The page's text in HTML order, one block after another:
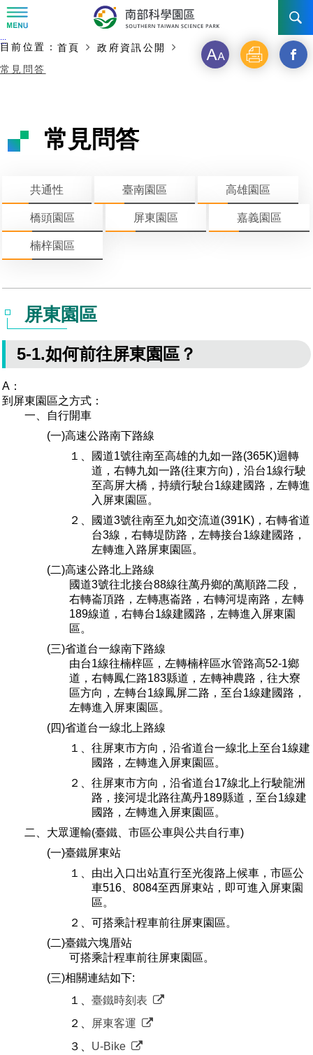
訊息公告
新聞資料專區
徵才公告
招標資訊
園區電子看板專區
發展沿革
大事紀
局長小檔案
局長電子信箱
機關組織
組織法
組織架構
管理局位置
施政主軸
年度工作展望
廉政反貪、防貪專區
廉政資訊
公職人員及關係人補助交易身分關係公開專區
機關採購廉政平臺
檔案應用服務須知
檔案應用及宣導活動
檔案教育訓練及標竿學習
檔案管理局相關連結
WebMail(新)
認識園區
簡介
競爭優勢
土地規劃
園區土地廠房宿舍出租資訊
園區資源再生中心
污水處理廠
高雄園區
簡介
水電供應
園區土地廠房宿舍出租資訊
污水處理廠
橋頭園區
水電供應
園區土地廠房宿舍出租資訊
污水處理廠
交通資訊
廠商名錄
園區公會資訊
研究機構
文化藝術
公共藝術
考古遺址
南科新港堂
園區生活
生活服務
園區宿舍簡介
自行車道網
人文景觀地圖
創新創業
南科AI_ROBOT自造基地
南科創業工坊
企業社會責任
永續LOHAS綠色園區
生態資產
「沙崙生態科學園區生態保育協作平台」公開資訊
廠商服務
申請流程及表單
申辦案件處理時限
工商業務
通關業務
工安管理
營建管理
電子公文交換
場地借用
園區事業管理費
宿舍租金費用
污水費
廢棄物清除處理費
科學園區廠商服務網
園區課程及獎補助計畫
科學園區人才培育補助計畫
新興科技應用計畫
敦親睦鄰經費補助
性平專區
園區廠商採購資訊
主要內容開始
:::
目前位置： 首頁
政府資訊公開
常見問答
字 列 另
_
常見問答
共通性 臺南園區 高雄園區
橋頭園區 屏東園區 嘉義園區
楠梓園區
屏東園區
5-1.如何前往屏東園區？
A：
到屏東園區之方式：
一、自行開車
(一)高速公路南下路線
１、國道1號往南至高雄的九如一路(365K)迴轉
道，右轉九如一路(往東方向)，沿台1線行駛
至高屏大橋，持續行駛台1線建國路，左轉進
入屏東園區。
２、國道3號往南至九如交流道(391K)，右轉省道
台3線，右轉堤防路，左轉接台1線建國路，
左轉進入路屏東園區。
(二)高速公路北上路線
國道3號往北接台88線往萬丹鄉的萬順路二段，
右轉崙頂路，左轉惠崙路，右轉河堤南路，左轉
189線道，右轉台1線建國路，左轉進入屏東園
區。
(三)省道台一線南下路線
由台1線往楠梓區，左轉楠梓區水管路高52-1鄉
道，右轉鳳仁路183縣道，左轉神農路，往大寮
區方向，左轉台1線鳳屏二路，至台1線建國路，
左轉進入屏東園區。
(四)省道台一線北上路線
１、往屏東市方向，沿省道台一線北上至台1線建
國路，左轉進入屏東園區。
２、往屏東市方向，沿省道台17線北上行駛龍洲
路，接河堤北路往萬丹189縣道，至台1線建
國路，左轉進入屏東園區。
二、大眾運輸(臺鐵、市區公車與公共自行車)
(一)臺鐵屏東站
１、由出入口出站直行至光復路上候車，市區公
車516、8084至西屏東站，即可進入屏東園
區。
２、可搭乘計程車前往屏東園區。
(二)臺鐵六塊厝站
可搭乘計程車前往屏東園區。
(三)相關連結如下:
１、 臺鐵時刻表
２、
屏東客運
３、 U-Bike